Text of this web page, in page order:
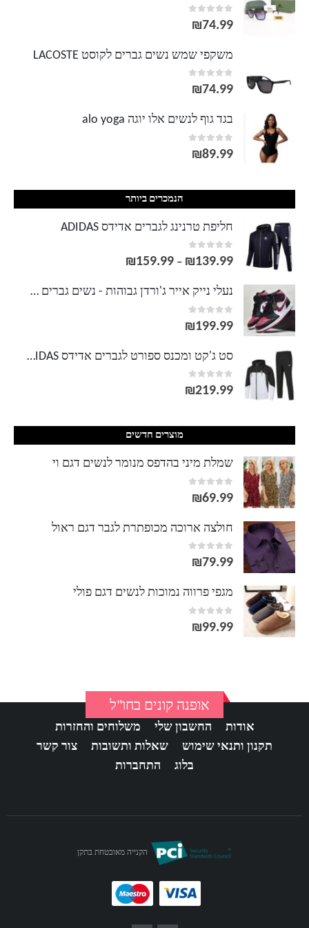
0
out of 5
₪74.99
משקפי שמש נשים גברים לקוסט LACOSTE
0
out of 5
₪74.99
בגד גוף לנשים אלו יוגה alo yoga
0
out of 5
₪89.99
הנמכרים ביותר
חליפת טרנינג לגברים אדידס ADIDAS
0
out of 5
₪139.99
–
₪159.99
נעלי נייק אייר ג'ורדן גבוהות - נשים גברים NIKE AIR JORDAN
0
out of 5
₪199.99
סט ג'קט ומכנס ספורט לגברים אדידס ADIDAS
0
out of 5
₪219.99
מוצרים חדשים
שמלת מיני בהדפס מנומר לנשים דגם וי
0
out of 5
₪69.99
חולצה ארוכה מכופתרת לגבר דגם ראול
0
out of 5
₪79.99
מגפי פרווה נמוכות לנשים דגם פולי
0
out of 5
₪99.99
אופנה קונים בחו"ל
אודות החשבון שלי
משלוחים והחזרות
תקנון ותנאי שימוש
שאלות ותשובות
צור קשר
בלוג
התחברות
הקנייה מאובטחת בתקן